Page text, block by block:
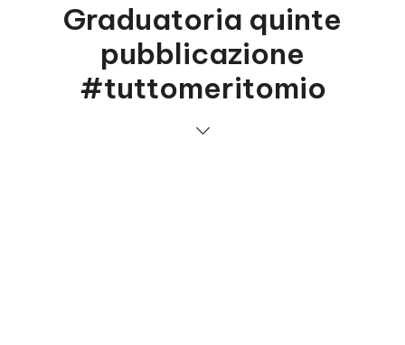
Graduatoria quinte
pubblicazione
#tuttomeritomio